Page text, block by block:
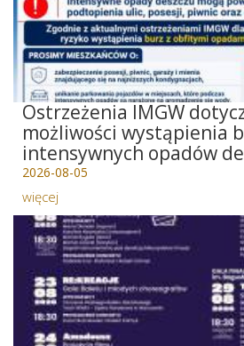
Ostrzeżenia IMGW
możliwości wystąpienia
intensywnych opadów
2026-08-05
więcej